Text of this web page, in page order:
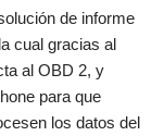
de informe
cual gracias al
al OBD 2, y
para que
los datos del